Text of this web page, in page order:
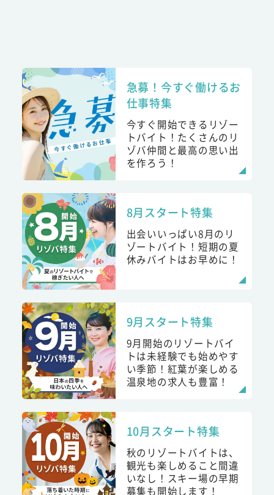
急募！今すぐ働けるお
仕事特集
今すぐ開始できるリゾー
トバイト！たくさんのリ
ゾバ仲間と最高の思い出
を作ろう！
8月スタート特集
出会いいっぱい8月のリ
ゾートバイト！短期の夏
休みバイトはお早めに！
9月スタート特集
9月開始のリゾートバイ
トは未経験でも始めやす
い季節！紅葉が楽しめる
温泉地の求人も豊富！
10月スタート特集
秋のリゾートバイトは、
観光も楽しめること間違
いなし！スキー場の早期
募集も開始します！